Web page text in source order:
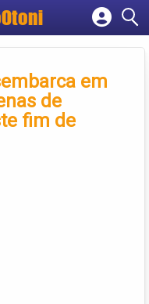
empresa
em
de
fim de